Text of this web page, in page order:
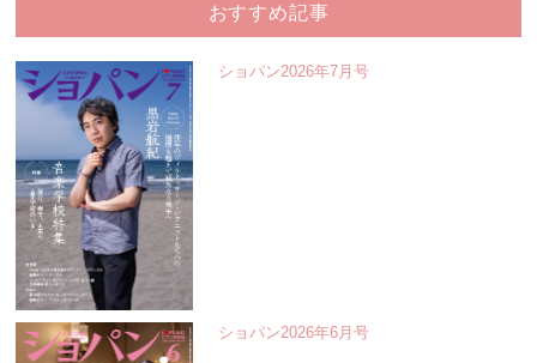
おすすめ記事
ショパン2026年7月号
ショパン2026年6月号